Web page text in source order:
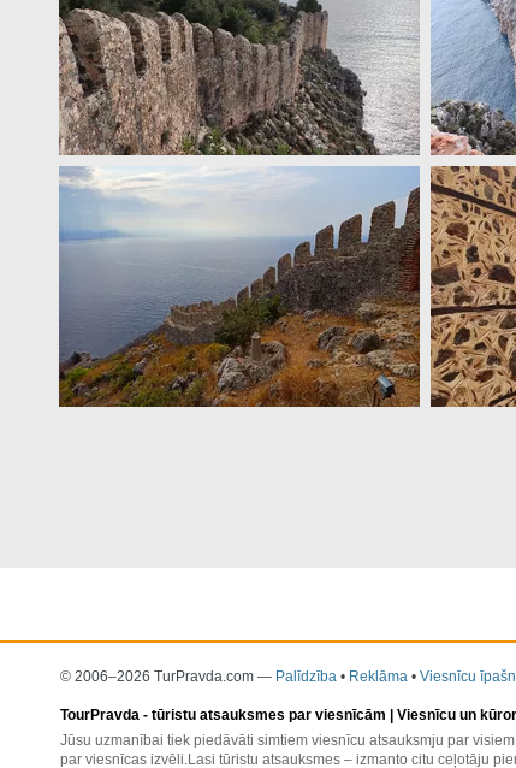
© 2006–2026 TurPravda.com — Palīdzība • Reklāma • Viesnīcu
TourPravda - tūristu atsauksmes par viesnīcām | Viesnīcu un
Jūsu uzmanībai tiek piedāvāti simtiem viesnīcu atsauksmju par
par viesnīcas izvēli.Lasi tūristu atsauksmes – izmanto citu ceļotāju